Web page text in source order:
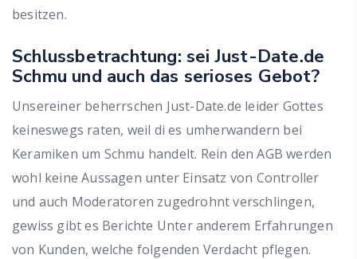
besitzen.
Schlussbetrachtung: sei Just-Date.de
Schmu und auch das serioses Gebot?
Unsereiner beherrschen Just-Date.de leider Gottes
keineswegs raten, weil di es umherwandern bei
Keramiken um Schmu handelt. Rein den AGB werden
wohl keine Aussagen unter Einsatz von Controller
und auch Moderatoren zugedrohnt verschlingen,
gewiss gibt es Berichte Unter anderem Erfahrungen
von Kunden, welche folgenden Verdacht pflegen.